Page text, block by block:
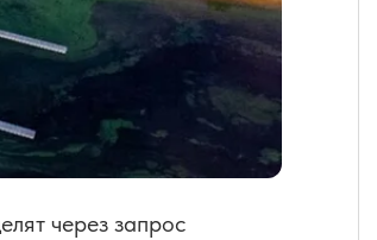
через запрос